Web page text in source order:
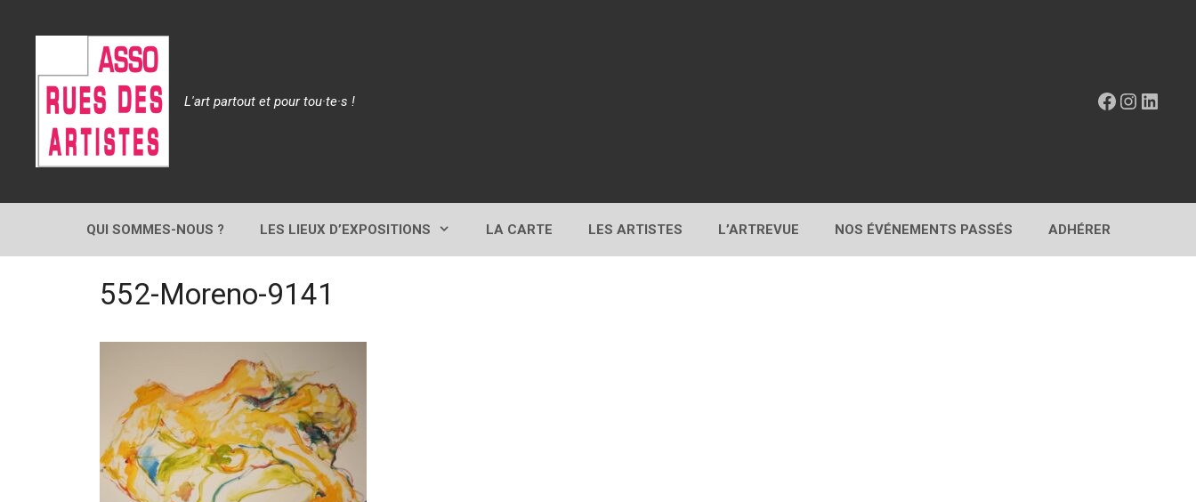
L'art partout et pour tou·te·s ! Facebook
QUI SOMMES-NOUS ? LES LIEUX D’EXPOSITIONS LA CARTE LES ARTISTES L’ARTREVUE NOS ÉVÉNEMENTS PASSÉS ADHÉRER
552-Moreno-9141